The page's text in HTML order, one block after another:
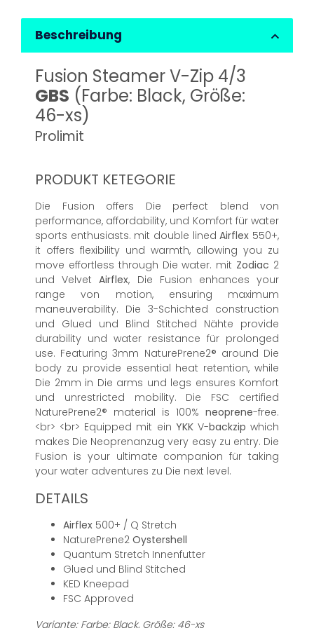
Beschreibung
Fusion Steamer V-Zip 4/3
GBS (Farbe: Black, Größe:
46-xs)
Prolimit
PRODUKT KETEGORIE
Die Fusion offers Die perfect blend von
performance, affordability, und Komfort für water
sports enthusiasts. mit double linedAirflex 550+,
it offers flexibility und warmth, allowing you zu
move effortless through Die water. mit Zodiac 2
und VelvetAirflex, Die Fusion enhances your
range von motion, ensuring maximum
maneuverability. Die 3-Schichted construction
und Glued und Blind Stitched Nähte provide
durability und water resistance für prolonged
use. Featuring 3mm NaturePrene2® around Die
body zu provide essential heat retention, while
Die 2mm in Die arms und legs ensures Komfort
und unrestricted mobility. Die FSC certified
NaturePrene2® material is 100% neoprene-free.
<br> <br> Equipped mit ein YKKV-backzip which
makes Die Neoprenanzug very easy zu entry. Die
Fusion is your ultimate companion für taking
your water adventures zu Die next level.
DETAILS
Airflex 500+ / Q Stretch
NaturePrene2 Oystershell
Quantum Stretch Innenfutter
Glued und Blind Stitched
KED Kneepad
FSC Approved
Variante: Farbe: Black, Größe: 46-xs